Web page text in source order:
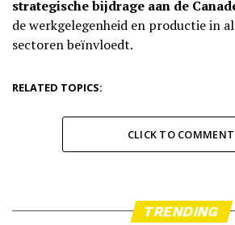
strategische bijdrage aan de
de werkgelegenheid en productie in
sectoren beïnvloedt.
RELATED TOPICS:
CLICK TO COMMENT
TRENDING